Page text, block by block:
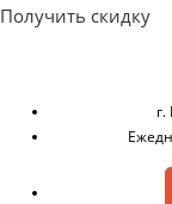
Получить скидку